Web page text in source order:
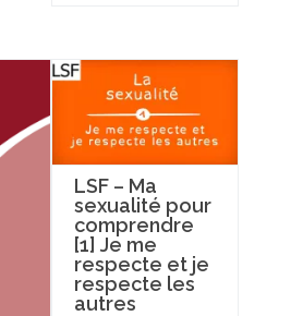
LSF – Ma
sexualité pour
comprendre
[1] Je me
respecte et je
respecte les
autres